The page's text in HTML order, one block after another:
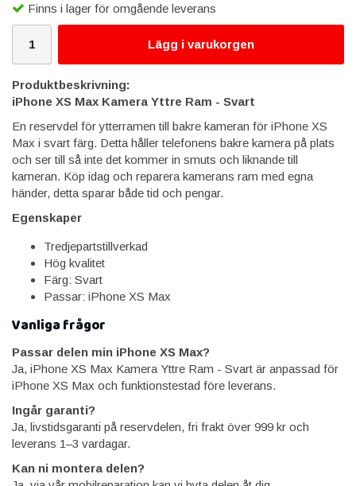
Finns i lager för omgående leverans
Lägg i varukorgen
Produktbeskrivning:
iPhone XS Max Kamera Yttre Ram - Svart
En reservdel för ytterramen till bakre kameran för iPhone XS
Max i svart färg. Detta håller telefonens bakre kamera på plats
och ser till så inte det kommer in smuts och liknande till
kameran. Köp idag och reparera kamerans ram med egna
händer, detta sparar både tid och pengar.
Egenskaper
Tredjepartstillverkad
Hög kvalitet
Färg: Svart
Passar: iPhone XS Max
Vanliga frågor
Passar delen min iPhone XS Max?
Ja, iPhone XS Max Kamera Yttre Ram - Svart är anpassad för
iPhone XS Max och funktionstestad före leverans.
Ingår garanti?
Ja, livstidsgaranti på reservdelen, fri frakt över 999 kr och
leverans 1–3 vardagar.
Kan ni montera delen?